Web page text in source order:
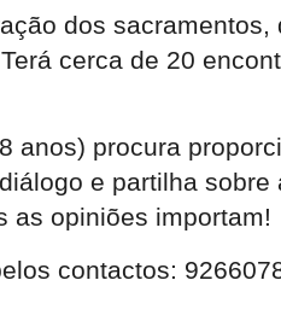
dos
cerca de 20
procura
e partilha
as opiniões importam!
contactos: